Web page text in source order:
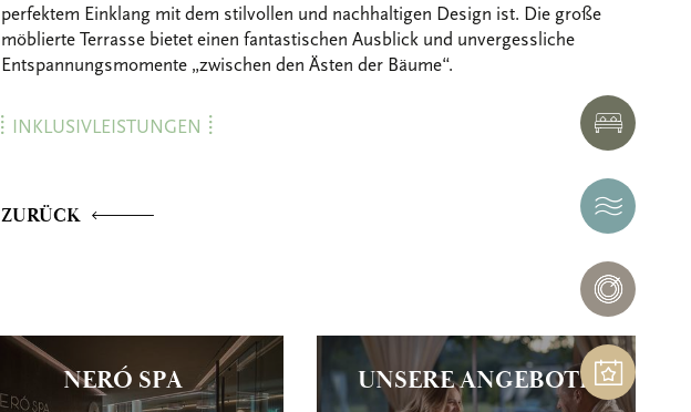
HOTEL
THERMAE
NERÓ
SPA
EVENTS
perfektem Einklang mit dem stilvollen und nachhaltigen Design ist. Die große
möblierte Terrasse bietet einen fantastischen Ausblick und unvergessliche
Entspannungsmomente „zwischen den Ästen der Bäume“.
INKLUSIVLEISTUNGEN
ZURÜCK
NERÓ SPA UNSERE ANGEBOTE